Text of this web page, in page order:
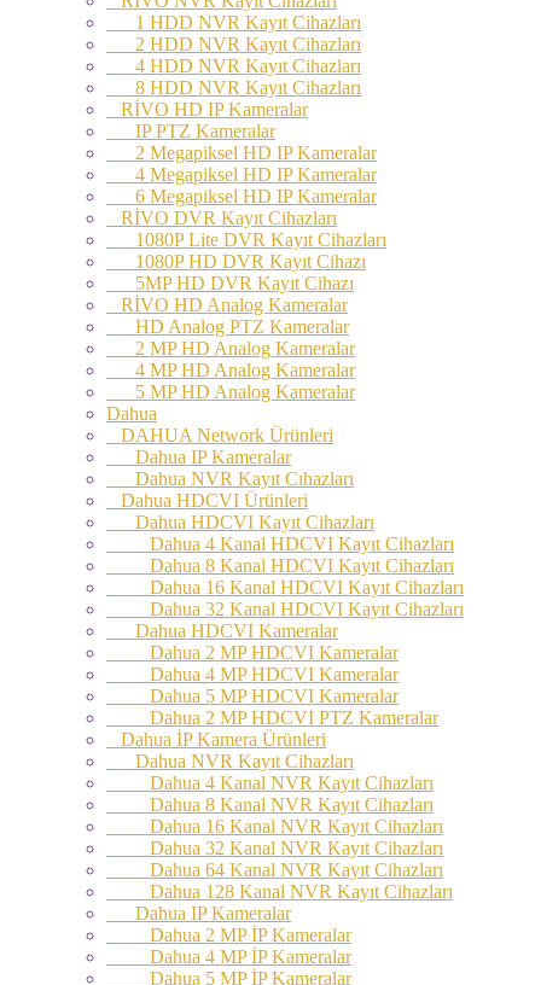
1 HDD NVR Kayıt Cihazları
2 HDD NVR Kayıt Cihazları
4 HDD NVR Kayıt Cihazları
8 HDD NVR Kayıt Cihazları
RİVO HD IP Kameralar
IP PTZ Kameralar
2 Megapiksel HD IP Kameralar
4 Megapiksel HD IP Kameralar
6 Megapiksel HD IP Kameralar
RİVO DVR Kayıt Cihazları
1080P Lite DVR Kayıt Cihazları
1080P HD DVR Kayıt Cihazı
5MP HD DVR Kayıt Cihazı
RİVO HD Analog Kameralar
HD Analog PTZ Kameralar
2 MP HD Analog Kameralar
4 MP HD Analog Kameralar
5 MP HD Analog Kameralar
Dahua
DAHUA Network Ürünleri
Dahua IP Kameralar
Dahua NVR Kayıt Cıhazları
Dahua HDCVI Ürünleri
Dahua HDCVI Kayıt Cihazları
Dahua 4 Kanal HDCVI Kayıt Cihazları
Dahua 8 Kanal HDCVI Kayıt Cihazları
Dahua 16 Kanal HDCVI Kayıt Cihazları
Dahua 32 Kanal HDCVI Kayıt Cihazları
Dahua HDCVI Kameralar
Dahua 2 MP HDCVI Kameralar
Dahua 4 MP HDCVI Kameralar
Dahua 5 MP HDCVI Kameralar
Dahua 2 MP HDCVI PTZ Kameralar
Dahua İP Kamera Ürünleri
Dahua NVR Kayıt Cihazları
Dahua 4 Kanal NVR Kayıt Cihazları
Dahua 8 Kanal NVR Kayıt Cihazları
Dahua 16 Kanal NVR Kayıt Cihazları
Dahua 32 Kanal NVR Kayıt Cihazları
Dahua 64 Kanal NVR Kayıt Cihazları
Dahua 128 Kanal NVR Kayıt Cihazları
Dahua IP Kameralar
Dahua 2 MP İP Kameralar
Dahua 4 MP İP Kameralar
Dahua 5 MP İP Kameralar